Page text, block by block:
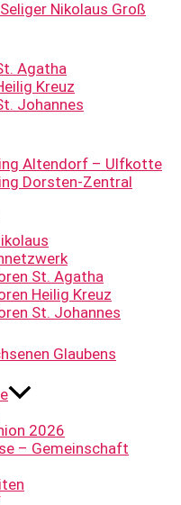
Nikolaus Groß
Agatha
Kreuz
Johannes
Altendorf – Ulfkotte
Dorsten-Zentral
St. Agatha
Heilig Kreuz
St. Johannes
Glaubens
2026
– Gemeinschaft